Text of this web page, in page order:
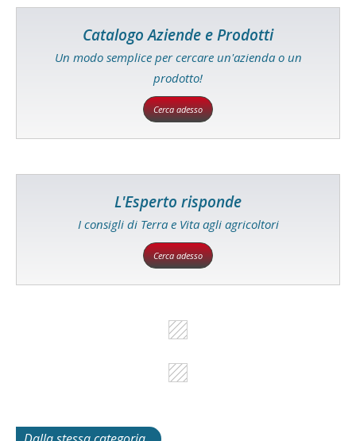
Catalogo Aziende e Prodotti
Un modo semplice per cercare un'azienda o un
prodotto!
Cerca adesso
L'Esperto risponde
I consigli di Terra e Vita agli agricoltori
Cerca adesso